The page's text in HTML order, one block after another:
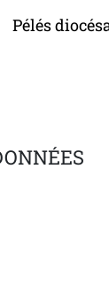
Pélés